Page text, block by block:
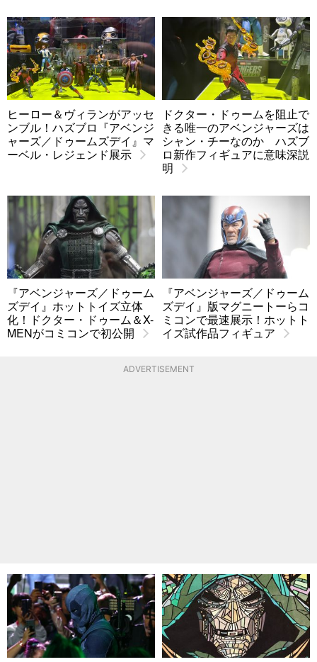
ヒーロー＆ヴィランがアッセ
ンブル！ハズブロ『アベンジ
ャーズ／ドゥームズデイ』マ
ーベル・レジェンド展示
ドクター・ドゥームを阻止で
きる唯一のアベンジャーズは
シャン・チーなのか ハズブ
ロ新作フィギュアに意味深説
明
『アベンジャーズ／ドゥーム
ズデイ』ホットトイズ立体
化！ドクター・ドゥーム＆X-
MENがコミコンで初公開
『アベンジャーズ／ドゥーム
ズデイ』版マグニートーらコ
ミコンで最速展示！ホットト
イズ試作品フィギュア
ADVERTISEMENT